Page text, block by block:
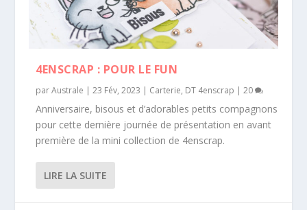
4ENSCRAP : POUR LE FUN
parAustrale |23 Fév, 2023 | Carterie, DT 4enscrap |20
Anniversaire, bisous et d’adorables petits compagnons
pour cette dernière journée de présentation en avant
première de la mini collection de 4enscrap.
LIRE LA SUITE